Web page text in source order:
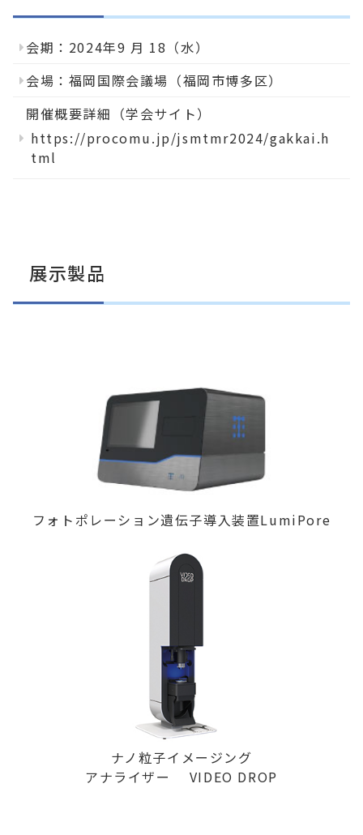
会期：2024年9 月 18（水）
会場：福岡国際会議場（福岡市博多区）
開催概要詳細（学会サイト）
https://procomu.jp/jsmtmr2024/gakkai.h
tml
展示製品
フォトポレーション遺伝子導入装置LumiPore
ナノ粒子イメージング
アナライザー VIDEO DROP